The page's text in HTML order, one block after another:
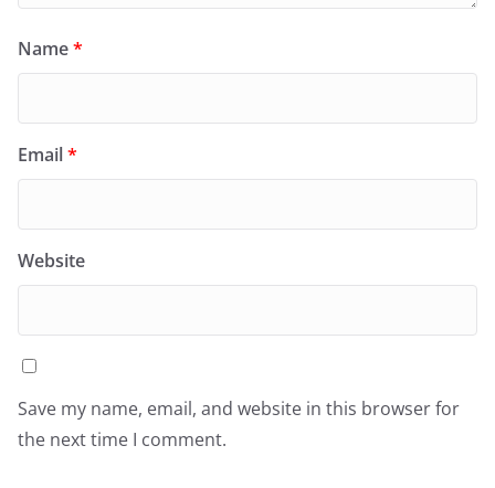
Name*
Email*
Website
Save my name, email, and website in this browser for
the next time I comment.